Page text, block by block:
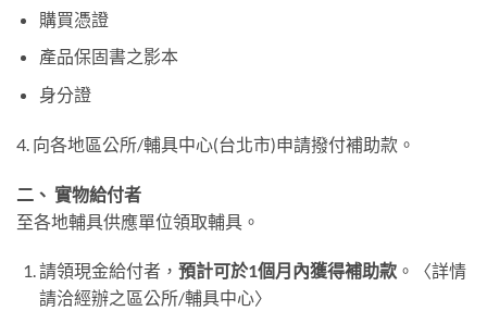
購買憑證
產品保固書之影本
身分證
4. 向各地區公所/輔具中心(台北市)申請撥付補助款。
二、 實物給付者
至各地輔具供應單位領取輔具。
請領現金給付者， 預計可於1個月內獲得補助款。〈詳情
請洽經辦之區公所/輔具中心〉